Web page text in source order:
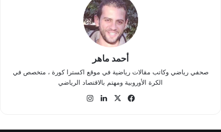
أحمد ماهر
صحفي رياضي وكاتب مقالات رياضية في موقع اكسترا كورة ، متخصص في
الكرة الأوروبية ومهتم بالاقتصاد الرياضي
في
‫X
لينك